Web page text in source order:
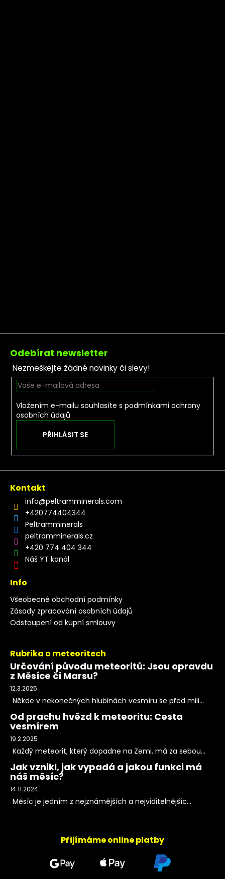
Zápatí
Odebírat newsletter
Nezmeškejte žádné novinky či slevy!
Vložením e-mailu souhlasíte s podmínkami ochrany
osobních údajů
PŘIHLÁSIT SE
Kontakt
info@peltramminerals.com
+420774404344
Peltramminerals
peltramminerals.cz
+420 774 404 344
Náš YT kanál
Info
Všeobecné obchodní podmínky
Zásady zpracování osobních údajů
Odstoupení od kupní smlouvy
Rubrika o meteoritech
Určování původu meteoritů: Jsou opravdu
z Měsíce či Marsu?
12.3.2025
Někde v nekonečných hlubinách vesmíru se před mili...
Od prachu hvězd k meteoritu: Cesta
vesmírem
19.2.2025
Každý meteorit, který dopadne na Zemi, má za sebou...
Jak vznikl, jak vypadá a jakou funkci má
náš měsíc?
14.11.2024
Měsíc je jedním z nejznámějších a nejviditelnějšíc...
Přijímáme online platby